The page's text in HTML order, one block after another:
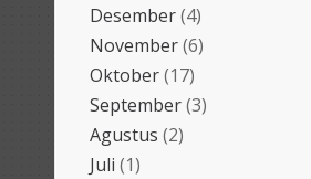
Desember(4)
November(6)
Oktober(17)
September(3)
Agustus (2)
Juli (1)